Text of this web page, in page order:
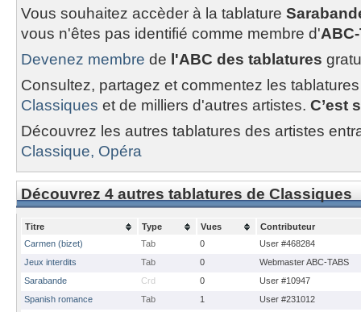
Vous souhaitez accèder à la tablature
vous n'êtes pas identifié comme membre d'
Devenez membre de l'ABC des tablatures
Consultez, partagez et commentez les
Classiques et de milliers d'autres artistes. C’est
Découvrez les autres tablatures des artistes
Classique, Opéra
Découvrez 4 autres tablatures de Classiques
Titre Type Vues
Contributeur
Carmen (bizet)
Tab 0
User #468284
Jeux interdits
Tab 0
Webmaster ABC-TABS
Sarabande
Crd 0
User #10947
Spanish romance
Tab 1
User #231012